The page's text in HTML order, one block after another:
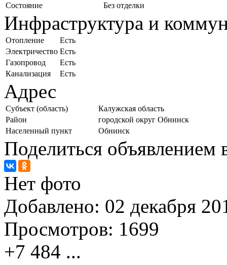
Состояние
Без отделки
Инфраструктура и
Отопление
Есть
Электричество Есть
Газопровод
Есть
Канализация
Есть
Адрес
Субъект (область)
Калужская область
Район
городской округ Обнинск
Населенный пункт
Обнинск
Поделиться объявлением
Нет фото
Добавлено: 02 декабря
Просмотров: 1699
+7 484 ...